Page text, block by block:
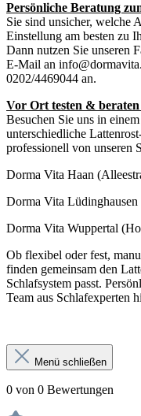
Persönliche Beratung
Sie sind unsicher, welche
Einstellung am besten zu
Dann nutzen Sie unseren
E-Mail an
0202/4469044 an.
Vor Ort testen & beraten
Besuchen Sie uns in
unterschiedliche
professionell von unseren
Dorma Vita Haan
Dorma Vita
Dorma Vita Wuppertal
Ob flexibel oder fest,
finden gemeinsam den
Schlafsystem passt.
Team aus Schlafexperten
Menü schließen
0 von 0 Bewertungen